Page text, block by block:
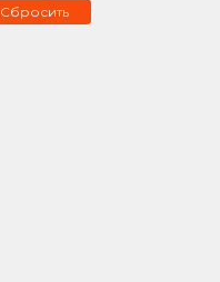
Сбросить